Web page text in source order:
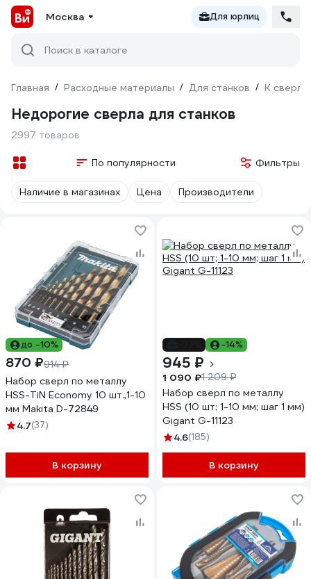
Москва Для юрлиц
Поиск в каталоге
Главная / Расходные материалы / Для станков / К
Недорогие сверла для станков
2997 товаров
По популярности Фильтры
Наличие в магазинах Цена Производители
до -10%
870 ₽914 ₽
Набор сверл по металлу
HSS-TiN Economy 10 шт.,1-10
мм Makita D-72849
4.7(37)
В корзину
-14%
945 ₽
1 090 ₽1 209 ₽
Набор сверл по металлу
HSS (10 шт; 1-10 мм; шаг 1 мм)
Gigant G-11123
4.6(185)
В корзину